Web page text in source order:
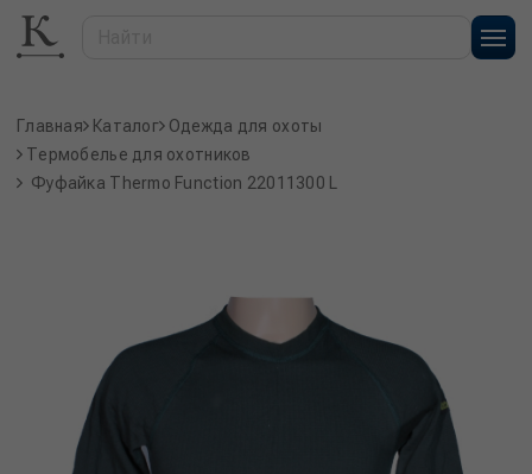
Главная Каталог Одежда для охоты
Термобелье для охотников
Фуфайка Thermo Function 22011300 L